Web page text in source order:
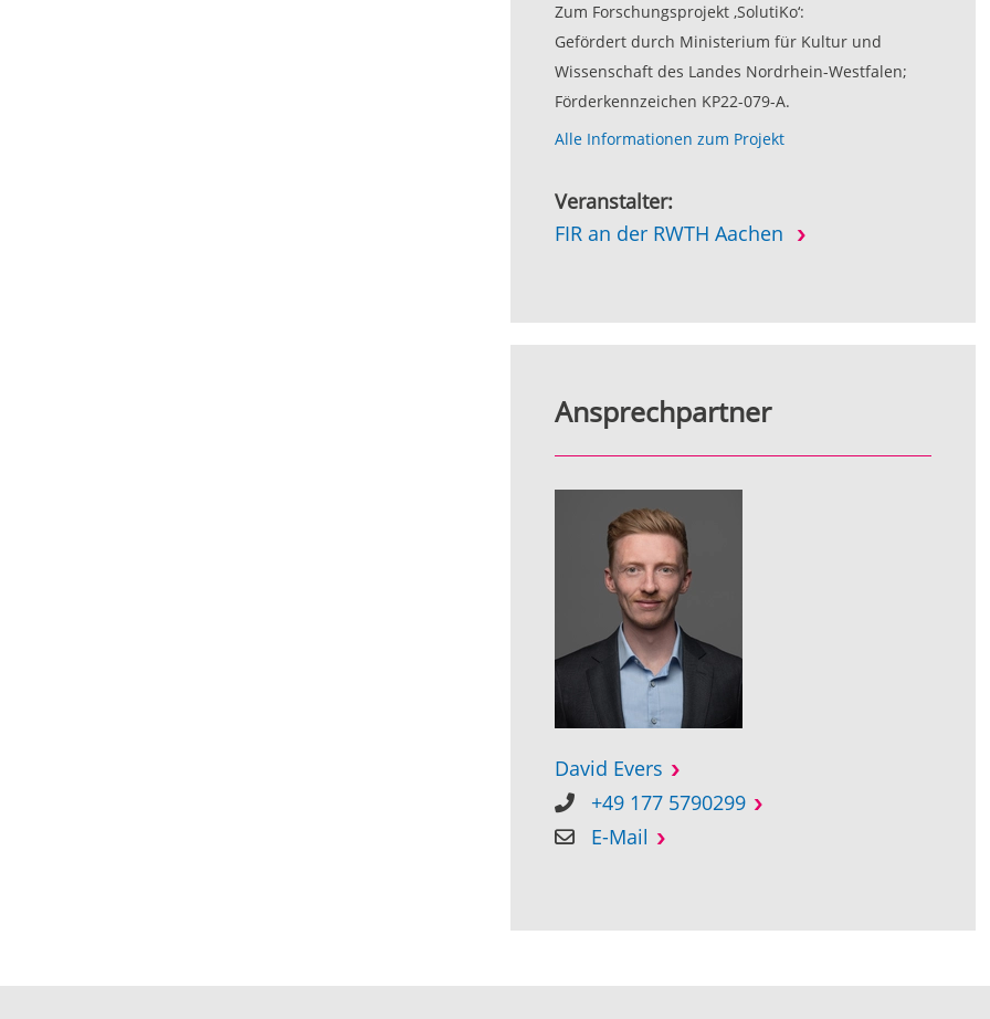
Zum Forschungsprojekt ‚SolutiKo‘:
Gefördert durch Ministerium für Kultur und
Wissenschaft des Landes Nordrhein-Westfalen;
Förderkennzeichen KP22-079-A.
Alle Informationen zum Projekt
Veranstalter:
FIR an der RWTH Aachen
Ansprechpartner
David Evers
+49 177 5790299
E-Mail